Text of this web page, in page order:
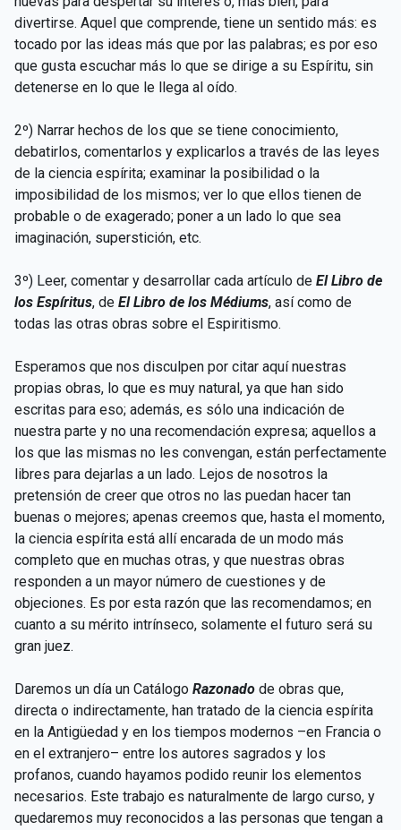
divertirse. Aquel que comprende, tiene un sentido más: es
tocado por las ideas más que por las palabras; es por eso
que gusta escuchar más lo que se dirige a su Espíritu, sin
detenerse en lo que le llega al oído.
2º) Narrar hechos de los que se tiene conocimiento,
debatirlos, comentarlos y explicarlos a través de las leyes
de la ciencia espírita; examinar la posibilidad o la
imposibilidad de los mismos; ver lo que ellos tienen de
probable o de exagerado; poner a un lado lo que sea
imaginación, superstición, etc.
3º) Leer, comentar y desarrollar cada artículo de El Libro de
los Espíritus, de El Libro de los Médiums, así como de
todas las otras obras sobre el Espiritismo.
Esperamos que nos disculpen por citar aquí nuestras
propias obras, lo que es muy natural, ya que han sido
escritas para eso; además, es sólo una indicación de
nuestra parte y no una recomendación expresa; aquellos a
los que las mismas no les convengan, están perfectamente
libres para dejarlas a un lado. Lejos de nosotros la
pretensión de creer que otros no las puedan hacer tan
buenas o mejores; apenas creemos que, hasta el momento,
la ciencia espírita está allí encarada de un modo más
completo que en muchas otras, y que nuestras obras
responden a un mayor número de cuestiones y de
objeciones. Es por esta razón que las recomendamos; en
cuanto a su mérito intrínseco, solamente el futuro será su
gran juez.
Daremos un día un Catálogo Razonado de obras que,
directa o indirectamente, han tratado de la ciencia espírita
en la Antigüedad y en los tiempos modernos –en Francia o
en el extranjero– entre los autores sagrados y los
profanos, cuando hayamos podido reunir los elementos
necesarios. Este trabajo es naturalmente de largo curso, y
quedaremos muy reconocidos a las personas que tengan a